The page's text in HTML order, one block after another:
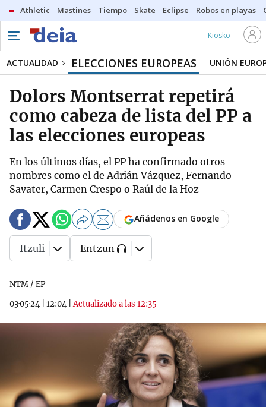
Athletic Mastines Tiempo Skate Eclipse Robos en playas
Kiosko
ACTUALIDAD ELECCIONES EUROPEAS UNIÓN
Dolors Montserrat repetirá
como cabeza de lista del PP a
las elecciones europeas
En los últimos días, el PP ha confirmado otros
nombres como el de Adrián Vázquez, Fernando
Savater, Carmen Crespo o Raúl de la Hoz
NTM / EP
03·05·24
12:04 |Actualizado a las 12:35
Añádenos en Google
Itzuli Entzun